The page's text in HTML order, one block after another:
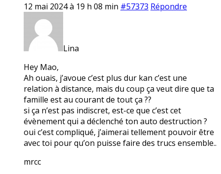
12 mai 2024 à 19 h 08 min #57373 Répondre
Lina
Hey Mao,
Ah ouais, j’avoue c’est plus dur kan c’est une
relation à distance, mais du coup ça veut dire que ta
famille est au courant de tout ça ??
si ça n’est pas indiscret, est-ce que c’est cet
évènement qui a déclenché ton auto destruction ?
oui c’est compliqué, j’aimerai tellement pouvoir être
avec toi pour qu’on puisse faire des trucs ensemble..
mrcc